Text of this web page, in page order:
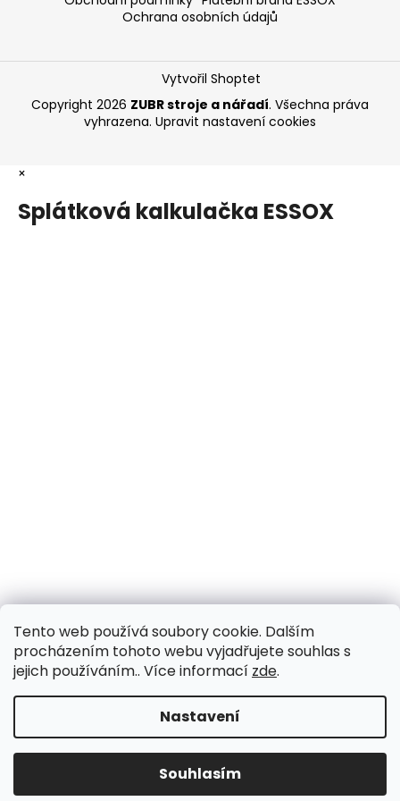
Tento web používá soubory cookie. Dalším
procházením tohoto webu vyjadřujete souhlas s
jejich používáním.. Více informací zde.
Nastavení
Souhlasím
Ochrana osobních údajů
Vytvořil Shoptet
Copyright 2026 ZUBR stroje a nářadí. Všechna práva
vyhrazena. Upravit nastavení cookies
×
Splátková kalkulačka ESSOX